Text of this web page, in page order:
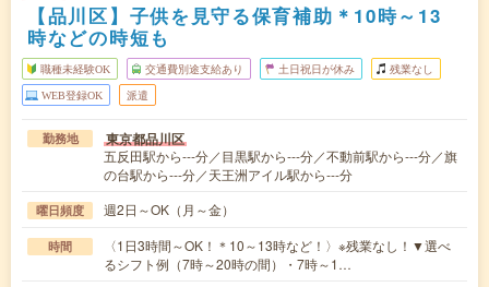
【品川区】子供を見守る保育補助＊10時～13
時などの時短も
職種未経験OK 交通費別途支給あり 土日祝日が休み 残業なし
WEB登録OK 派遣
勤務地 東京都品川区
五反田駅から---分／目黒駅から---分／不動前駅から---分／旗
の台駅から---分／天王洲アイル駅から---分
曜日頻度 週2日～OK（月～金）
時間
〈1日3時間～OK！＊10～13時など！〉※残業なし！▼選べ
るシフト例（7時～20時の間）・7時～1…